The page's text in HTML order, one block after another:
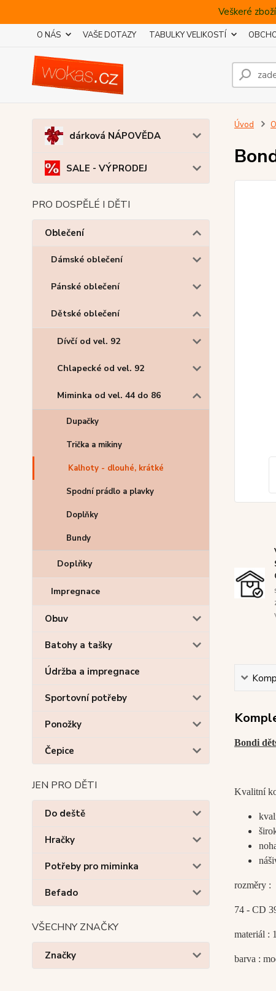
Veškeré
O NÁS VAŠE DOTAZY TABULKY VELIKOSTÍ
dárková NÁPOVĚDA
SALE - VÝPRODEJ
PRO DOSPĚLÉ I DĚTI
Oblečení
Dámské oblečení
Pánské oblečení
Dětské oblečení
Dívčí od vel. 92
Chlapecké od vel. 92
Miminka od vel. 44 do 86
Dupačky
Trička a mikiny
Kalhoty - dlouhé, krátké
Spodní prádlo a plavky
Doplňky
Bundy
Doplňky
Impregnace
Obuv
Batohy a tašky
Údržba a impregnace
Sportovní potřeby
Ponožky
Čepice
JEN PRO DĚTI
Do deště
Hračky
Potřeby pro miminka
Befado
VŠECHNY ZNAČKY
Značky
Úvod
Bondi
Kvalitní
rozměry :
74 - CD
materiál :
barva :